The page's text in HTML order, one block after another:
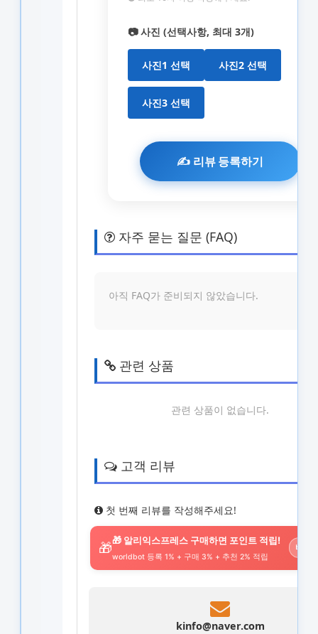
📷 사진 (선택사항, 최대 3개)
사진1 선택 사진2 선택
사진3 선택
자주 묻는 질문 (FAQ)
아직 FAQ가 준비되지 않았습니다.
관련 상품
관련 상품이 없습니다.
고객 리뷰
첫 번째 리뷰를 작성해주세요!
🎁🎁 알리익스프레스 구매하면 포인트 적립!
worldbot 등록 1% + 구매 3% + 추천 2% 적립
바로
kinfo@naver.com